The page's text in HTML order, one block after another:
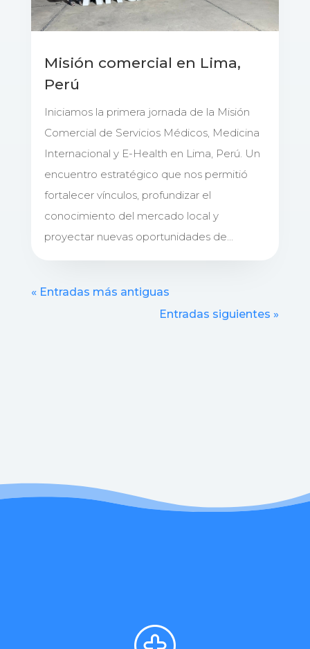
Misión comercial en Lima,
Perú
Iniciamos la primera jornada de la Misión
Comercial de Servicios Médicos, Medicina
Internacional y E-Health en Lima, Perú. Un
encuentro estratégico que nos permitió
fortalecer vínculos, profundizar el
conocimiento del mercado local y
proyectar nuevas oportunidades de...
« Entradas más antiguas
Entradas siguientes »